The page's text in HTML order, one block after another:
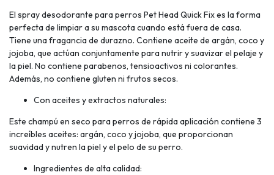
El spray desodorante para perros Pet Head Quick Fix es la forma
perfecta de limpiar a su mascota cuando está fuera de casa.
Tiene una fragancia de durazno. Contiene aceite de argán, coco y
jojoba, que actúan conjuntamente para nutrir y suavizar el pelaje y
la piel. No contiene parabenos, tensioactivos ni colorantes.
Además, no contiene gluten ni frutos secos.
Con aceites y extractos naturales:
Este champú en seco para perros de rápida aplicación contiene 3
increíbles aceites: argán, coco y jojoba, que proporcionan
suavidad y nutren la piel y el pelo de su perro.
Ingredientes de alta calidad: